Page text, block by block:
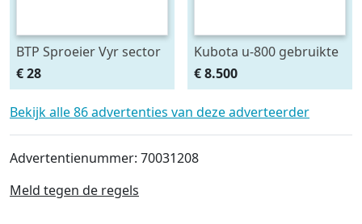
BTP Sproeier Vyr sector
beregening sproeier
Naan messing
€ 28
Kubota u-800 gebruikte
minigraver u800
graafmachine
€ 8.500
Bekijk alle 86 advertenties van deze adverteerder
Advertentienummer: 70031208
Meld tegen de regels